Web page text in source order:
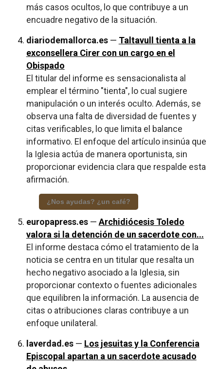
más casos ocultos, lo que contribuye a un
encuadre negativo de la situación.
diariodemallorca.es— Taltavull tienta a la
exconsellera Cirer con un cargo en el
Obispado
El titular del informe es sensacionalista al
emplear el término "tienta", lo cual sugiere
manipulación o un interés oculto. Además, se
observa una falta de diversidad de fuentes y
citas verificables, lo que limita el balance
informativo. El enfoque del artículo insinúa que
la Iglesia actúa de manera oportunista, sin
proporcionar evidencia clara que respalde esta
afirmación.
¿Nos ayudas? ¿un café?
europapress.es— Archidiócesis Toledo
valora si la detención de un sacerdote con...
El informe destaca cómo el tratamiento de la
noticia se centra en un titular que resalta un
hecho negativo asociado a la Iglesia, sin
proporcionar contexto o fuentes adicionales
que equilibren la información. La ausencia de
citas o atribuciones claras contribuye a un
enfoque unilateral.
laverdad.es— Los jesuitas y la Conferencia
Episcopal apartan a un sacerdote acusado